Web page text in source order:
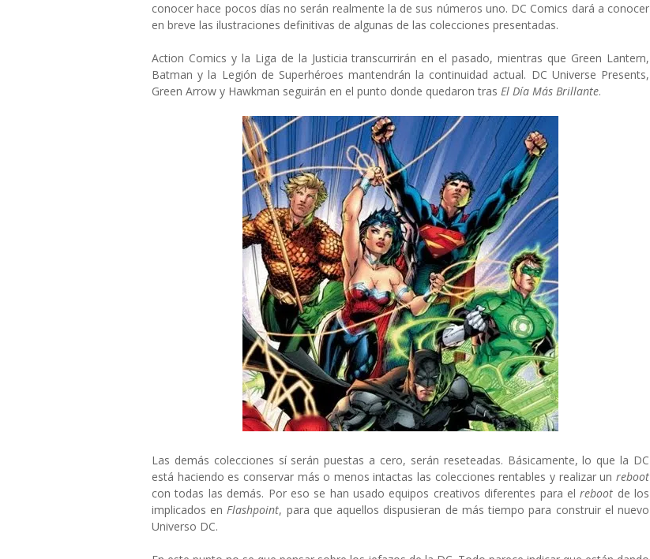
conocer hace pocos días no serán realmente la de sus números uno. DC Comics dará a conocer
en breve las ilustraciones definitivas de algunas de las colecciones presentadas.
Action Comics y la Liga de la Justicia transcurrirán en el pasado, mientras que Green Lantern,
Batman y la Legión de Superhéroes mantendrán la continuidad actual. DC Universe Presents,
Green Arrow y Hawkman seguirán en el punto donde quedaron tras El Día Más Brillante.
Las demás colecciones sí serán puestas a cero, serán reseteadas. Básicamente, lo que la DC
está haciendo es conservar más o menos intactas las colecciones rentables y realizar un reboot
con todas las demás. Por eso se han usado equipos creativos diferentes para el reboot de los
implicados enFlashpoint, para que aquellos dispusieran de más tiempo para construir el nuevo
Universo DC.